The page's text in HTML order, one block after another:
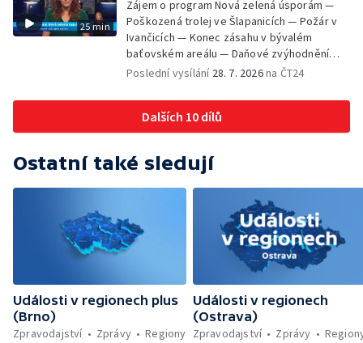
— Rekonstrukce vojenského srubu
25 min
Zájem o program Nová zelená úsporám —
Poškozená trolej ve Šlapanicích — Požár v
Ivančicích — Konec zásahu v bývalém
baťovském areálu — Daňové zvýhodnění
vína — Výhružky na magistrátu v Olomouci —
Brněnské týmy v první fotbalové lize —
Chystaná rekonstrukce bývalé věznice —
Nový seriál pro děti
Poslední vysílání 28. 7. 2026na ČT24
Dalších 10 dílů
Ostatní také sledují
Události v regionech plus
(Brno)
Zpravodajství
Zprávy Regiony
Události v regionech
(Ostrava)
Zpravodajství
Zprávy